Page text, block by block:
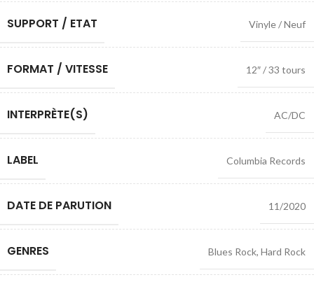
SUPPORT / ETAT Vinyle / Neuf
FORMAT / VITESSE 12″ / 33 tours
INTERPRÈTE(S) AC/DC
LABEL Columbia Records
DATE DE PARUTION 11/2020
GENRES Blues Rock, Hard Rock